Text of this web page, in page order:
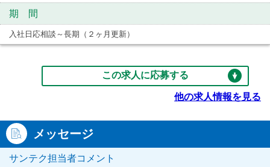
期 間
入社日応相談～長期（２ヶ月更新）
この求人に応募する
他の求人情報を見る
メッセージ
サンテク担当者コメント